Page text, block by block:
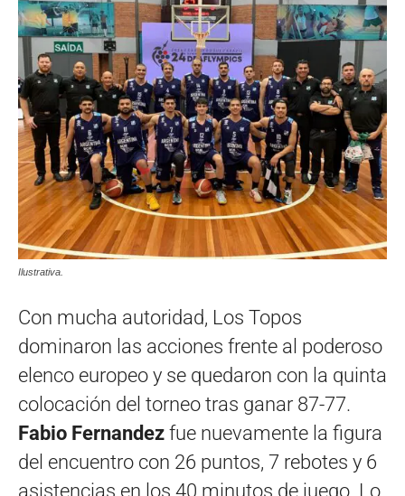
Ilustrativa.
Con mucha autoridad, Los Topos
dominaron las acciones frente al poderoso
elenco europeo y se quedaron con la quinta
colocación del torneo tras ganar 87-77.
Fabio Fernandez fue nuevamente la figura
del encuentro con 26 puntos, 7 rebotes y 6
asistencias en los 40 minutos de juego. Lo